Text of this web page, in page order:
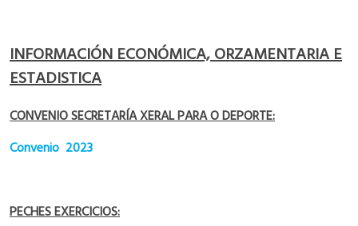
INFORMACIÓN ECONÓMICA, ORZAMENTARIA E
ESTADISTICA
CONVENIO SECRETARÍA XERAL PARA O DEPORTE:
Convenio 2023
PECHES EXERCICIOS: